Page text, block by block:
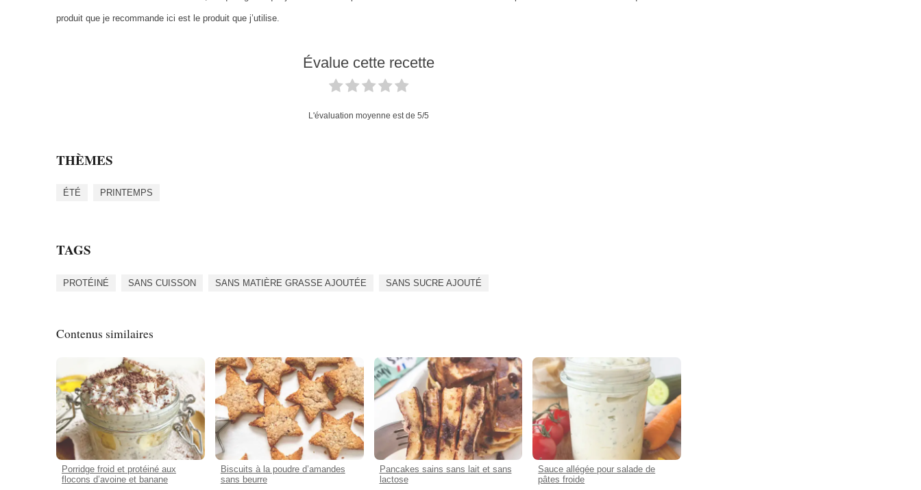
produit que je recommande ici est le produit que j’utilise.
Évalue cette recette
L'évaluation moyenne est de 5/5
THÈMES
ÉTÉ PRINTEMPS
TAGS
PROTÉINÉ SANS CUISSON SANS MATIÈRE GRASSE AJOUTÉE SANS SUCRE AJOUTÉ
Contenus similaires
Porridge froid et protéiné aux
flocons d’avoine et banane
Biscuits à la poudre d’amandes
sans beurre
Pancakes sains sans lait et sans
lactose
Sauce allégée pour salade de
pâtes froide